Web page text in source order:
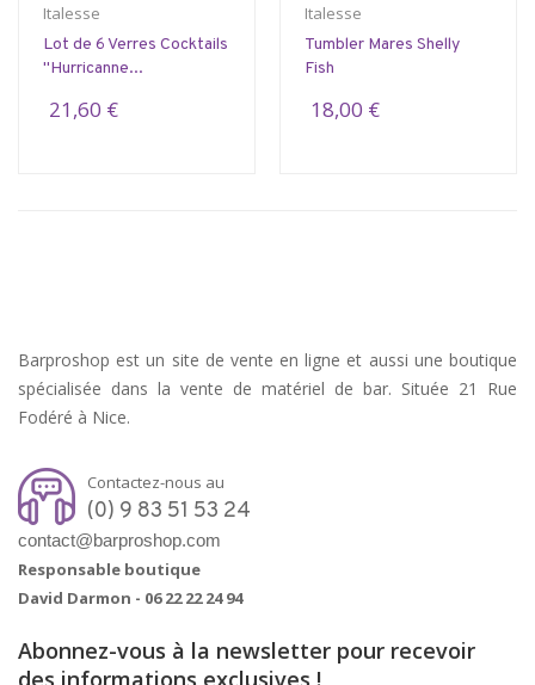
Italesse
Lot de 6 Verres Cocktails
"Hurricanne...
21,60 €
Italesse
Tumbler Mares Shelly
Fish
18,00 €
Barproshop est un site de vente en ligne et aussi une boutique
spécialisée dans la vente de matériel de bar. Située 21 Rue
Fodéré à Nice.
Contactez-nous au
(0) 9 83 51 53 24
contact@barproshop.com
Responsable boutique
David Darmon - 06 22 22 24 94
Abonnez-vous à la newsletter pour recevoir
des informations exclusives !